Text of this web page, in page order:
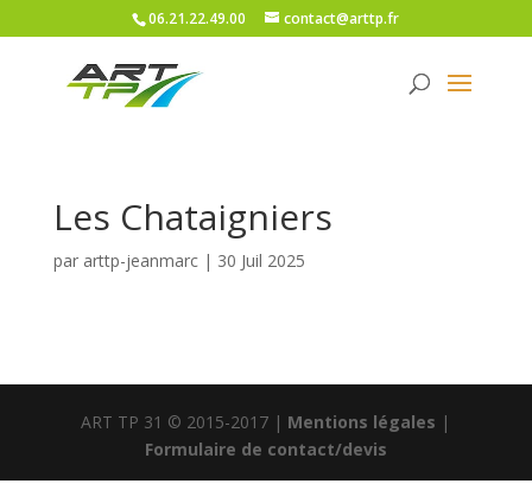
06.21.22.49.00 contact@arttp.fr
Les Chataigniers
par arttp-jeanmarc| 30 Juil 2025
ART TP 31 © 2015-2017 | Mentions légales |
Formulaire de contact/devis